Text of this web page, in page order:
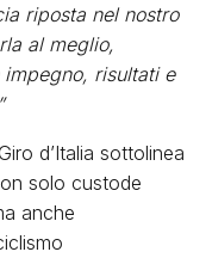
riposta nel nostro
al meglio,
risultati e
d’Italia sottolinea
solo custode
anche